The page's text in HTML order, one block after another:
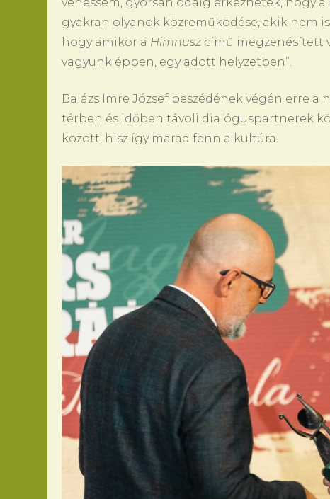
gyakran olyanok közreműködése, akik nem
hogy amikor a Himnusz című megzenésített
vagyunk éppen, egy adott helyzetben”.
Balázs Imre József beszédének végén erre a
térben és időben távoli dialóguspartnerek
között, hisz így marad fenn a kultúra.